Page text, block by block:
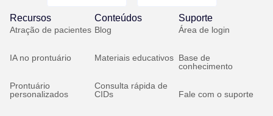
Recursos
Atração de pacientes
IA no prontuário
Prontuário
personalizados
Conteúdos
Blog
Materiais educativos
Consulta rápida de
CIDs
Suporte
Área de login
Base de
conhecimento
Fale com o suporte